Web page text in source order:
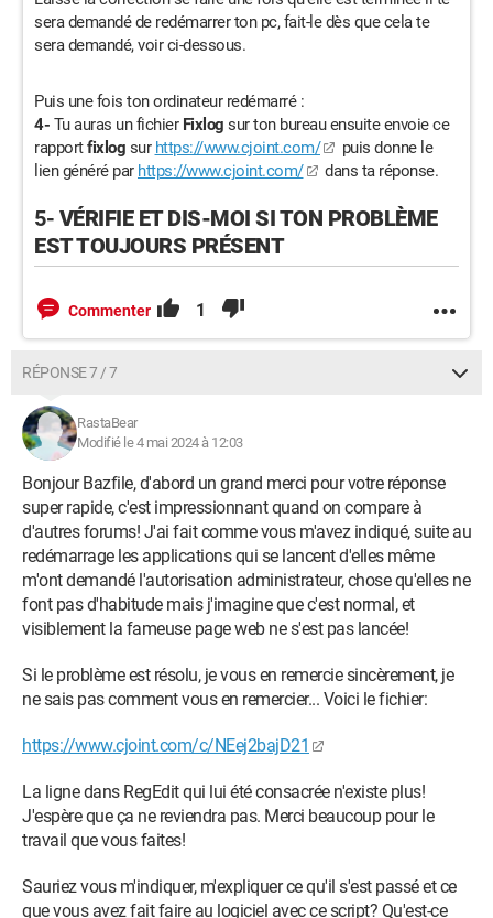
sera demandé de redémarrer ton pc, fait-le dès que cela te
sera demandé, voir ci-dessous.
Puis une fois ton ordinateur redémarré :
4- Tu auras un fichier Fixlog sur ton bureau ensuite envoie ce
rapportfixlog sur https://www.cjoint.com/
puis donne le
lien généré par https://www.cjoint.com/ dans ta réponse.
5- VÉRIFIE ET DIS-MOI SI TON PROBLÈME
EST TOUJOURS PRÉSENT
Commenter 1
RÉPONSE 7 / 7
RastaBear
Modifié le 4 mai 2024 à 12:03
Bonjour Bazfile, d'abord un grand merci pour votre réponse
super rapide, c'est impressionnant quand on compare à
d'autres forums! J'ai fait comme vous m'avez indiqué, suite au
redémarrage les applications qui se lancent d'elles même
m'ont demandé l'autorisation administrateur, chose qu'elles ne
font pas d'habitude mais j'imagine que c'est normal, et
visiblement la fameuse page web ne s'est pas lancée!
Si le problème est résolu, je vous en remercie sincèrement, je
ne sais pas comment vous en remercier... Voici le fichier:
https://www.cjoint.com/c/NEej2bajD21
La ligne dans RegEdit qui lui été consacrée n'existe plus!
J'espère que ça ne reviendra pas. Merci beaucoup pour le
travail que vous faites!
Sauriez vous m'indiquer, m'expliquer ce qu'il s'est passé et ce
que vous avez fait faire au logiciel avec ce script? Qu'est-ce